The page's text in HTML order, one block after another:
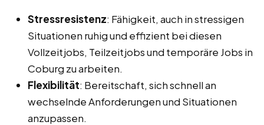
Stressresistenz: Fähigkeit, auch in stressigen
Situationen ruhig und effizient bei diesen
Vollzeitjobs, Teilzeitjobs und temporäre Jobs in
Coburg zu arbeiten.
Flexibilität: Bereitschaft, sich schnell an
wechselnde Anforderungen und Situationen
anzupassen.